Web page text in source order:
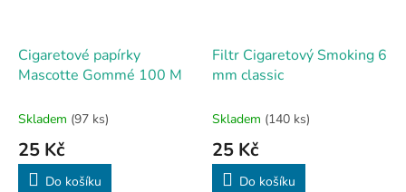
Cigaretové papírky
Mascotte Gommé 100 M
Skladem (97 ks)
25 Kč
Do košíku
Filtr Cigaretový Smoking 6
mm classic
Skladem (140 ks)
25 Kč
Do košíku